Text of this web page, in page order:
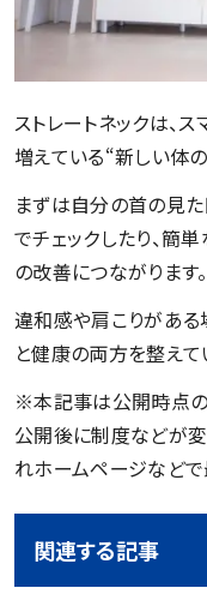
ストレートネックは、
増えている“新しい体
まずは自分の首の見
でチェックしたり、簡
の改善につながります。
違和感や肩こりがあ
と健康の両方を整えて
※本記事は公開時点の
公開後に制度などが
れホームページなどで
関連する記事